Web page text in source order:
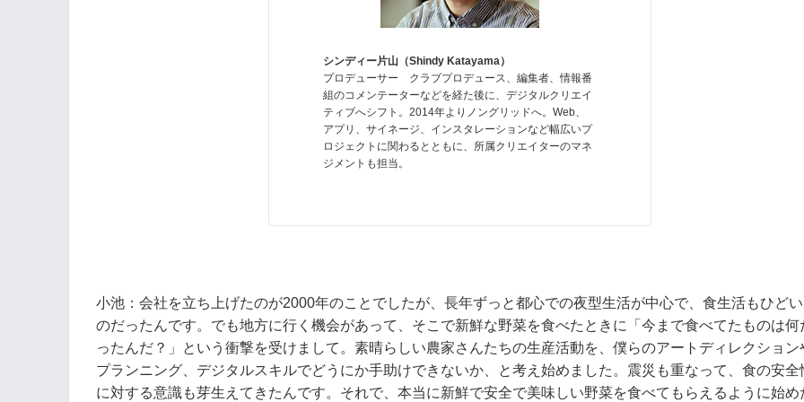
シンディー片山（Shindy Katayama）
プロデューサー クラブプロデュース、編集者、情報番
組のコメンテーターなどを経た後に、デジタルクリエイ
ティブへシフト。2014年よりノングリッドへ。Web、
アプリ、サイネージ、インスタレーションなど幅広いプ
ロジェクトに関わるとともに、所属クリエイターのマネ
ジメントも担当。
小池：会社を立ち上げたのが2000年のことでしたが、長年ずっと都心での夜型生活が中心で、食生活もひどい
のだったんです。でも地方に行く機会があって、そこで新鮮な野菜を食べたときに「今まで食べてたものは何
ったんだ？」という衝撃を受けまして。素晴らしい農家さんたちの生産活動を、僕らのアートディレクション
プランニング、デジタルスキルでどうにか手助けできないか、と考え始めました。震災も重なって、食の安全
に対する意識も芽生えてきたんです。それで、本当に新鮮で安全で美味しい野菜を食べてもらえるように始め